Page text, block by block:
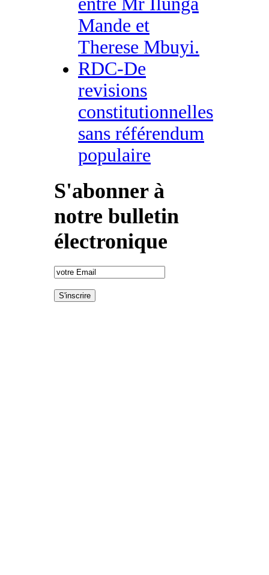
Mande et
Therese Mbuyi.
RDC-De
revisions
constitutionnelles
sans référendum
populaire
S'abonner à
notre bulletin
électronique